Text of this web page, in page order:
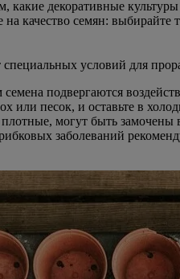
какие декоративные
качество семян:
условий для
подвергаются
или песок, и оставьте в
могут быть замочены
заболеваний